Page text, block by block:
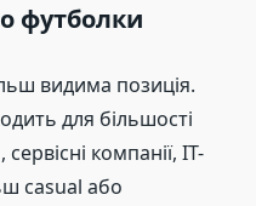
футболки
видима позиція.
для більшості
компанії, ІТ-
casual або